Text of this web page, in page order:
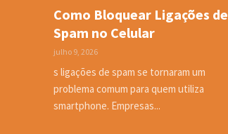
Como Bloquear Ligações de
Spam no Celular
julho 9, 2026
s ligações de spam se tornaram um
problema comum para quem utiliza
smartphone. Empresas...